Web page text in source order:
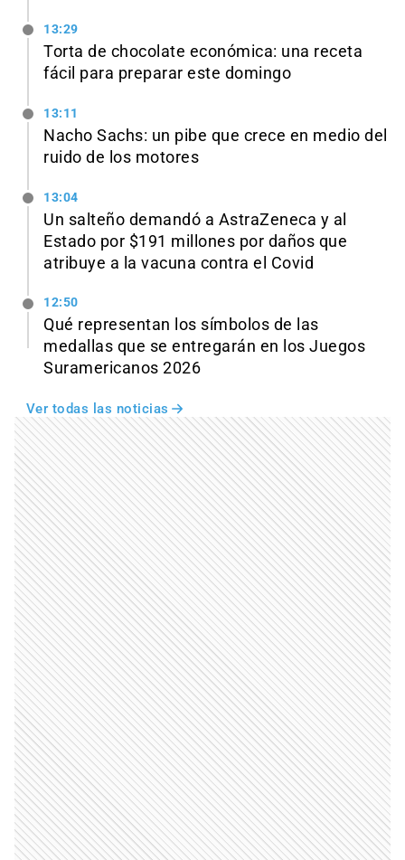
13:29
Torta de chocolate económica: una receta
fácil para preparar este domingo
13:11
Nacho Sachs: un pibe que crece en medio del
ruido de los motores
13:04
Un salteño demandó a AstraZeneca y al
Estado por $191 millones por daños que
atribuye a la vacuna contra el Covid
12:50
Qué representan los símbolos de las
medallas que se entregarán en los Juegos
Suramericanos 2026
Ver todas las noticias